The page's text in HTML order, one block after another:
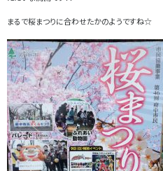
まるで桜まつりに合わせたかのようですね☆